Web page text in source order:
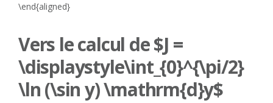
\end{aligned}
Vers le calcul de $J =
\displaystyle\int_{0}^{\pi/2}
\ln (\sin y) \mathrm{d}y$